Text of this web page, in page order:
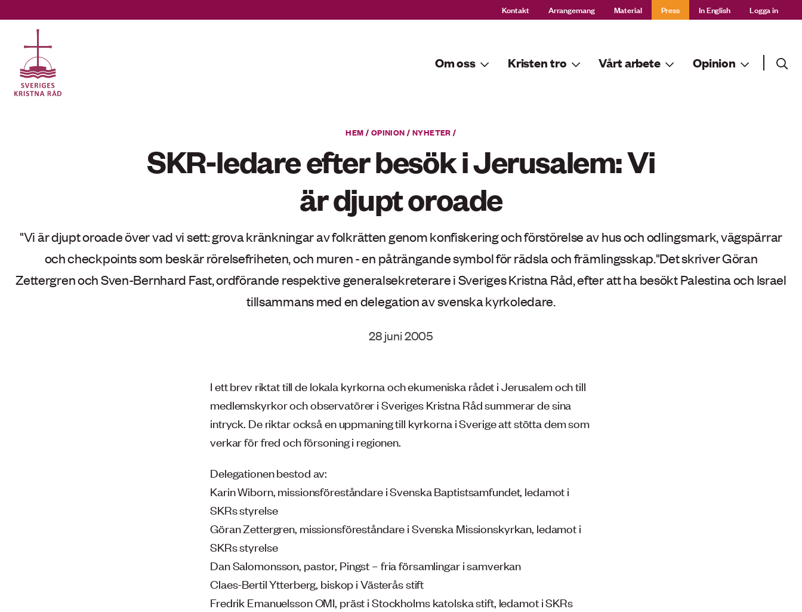
till
Kontakt Arrangemang Material Press In English Logga in
Om oss Kristen tro Vårt arbete Opinion Sök
HEM / OPINION / NYHETER /
SKR-ledare efter besök i Jerusalem: Vi
är djupt oroade
"Vi är djupt oroade över vad vi sett: grova kränkningar av folkrätten genom konfiskering och förstörelse av hus och odlingsmark, vägspärrar
och checkpoints som beskär rörelsefriheten, och muren - en påträngande symbol för rädsla och främlingsskap."Det skriver Göran
Zettergren och Sven-Bernhard Fast, ordförande respektive generalsekreterare i Sveriges Kristna Råd, efter att ha besökt Palestina och Israel
tillsammans med en delegation av svenska kyrkoledare.
28 juni 2005
I ett brev riktat till de lokala kyrkorna och ekumeniska rådet i Jerusalem och till
medlemskyrkor och observatörer i Sveriges Kristna Råd summerar de sina
intryck. De riktar också en uppmaning till kyrkorna i Sverige att stötta dem som
verkar för fred och försoning i regionen.
Delegationen bestod av:
Karin Wiborn, missionsföreståndare i Svenska Baptistsamfundet, ledamot i
SKRs styrelse
Göran Zettergren, missionsföreståndare i Svenska Missionskyrkan, ledamot i
SKRs styrelse
Dan Salomonsson, pastor, Pingst – fria församlingar i samverkan
Claes-Bertil Ytterberg, biskop i Västerås stift
Fredrik Emanuelsson OMI, präst i Stockholms katolska stift, ledamot i SKRs